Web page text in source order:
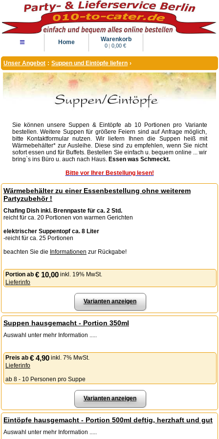
≡ Home Warenkorb
0 | 0,00 €
Unser Angebot : Suppen und Eintöpfe liefern ›
Sie können unsere Suppen & Eintöpfe ab 10 Portionen pro Variante
bestellen. Weitere Suppen für größere Feiern sind auf Anfrage möglich,
bitte Kontaktformular nutzen. Wir liefern Ihnen die Suppen heiß mit
Wärmebehälter* zur Ausleihe. Diese sind zu empfehlen, wenn Sie nicht
sofort essen und für Buffets. Bestellen Sie einfach u. bequem online ... wir
bring`s ins Büro u. auch nach Haus. Essen was Schmeckt.
Bitte vor Ihrer Bestellung lesen!
Wärmebehälter zu einer Essenbestellung ohne weiterem
Partyzubehör !
Chafing Dish inkl. Brennpaste für ca. 2 Std.
reicht für ca. 20 Portionen von warmen Gerichten
elektrischer Suppentopf ca. 8 Liter
-reicht für ca. 25 Portionen
beachten Sie die Informationen zur Rückgabe!
Portion ab € 10,00 inkl. 19% MwSt.
Lieferinfo
Varianten anzeigen
Suppen hausgemacht - Portion 350ml
Auswahl unter mehr Information .....
Preis ab € 4,90 inkl. 7% MwSt.
Lieferinfo
ab 8 - 10 Personen pro Suppe
Varianten anzeigen
Eintöpfe hausgemacht - Portion 500ml deftig, herzhaft und gut
Auswahl unter mehr Information .....